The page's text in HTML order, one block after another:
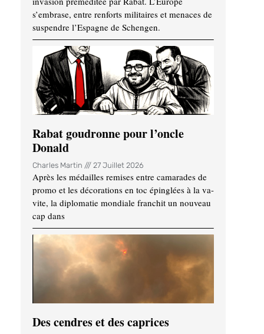
s’embrase, entre renforts militaires et menaces de
suspendre l’Espagne de Schengen.
Rabat goudronne pour l’oncle
Donald
Charles Martin 27 Juillet 2026
Après les médailles remises entre camarades de
promo et les décorations en toc épinglées à la va-
vite, la diplomatie mondiale franchit un nouveau
cap dans
Des cendres et des caprices